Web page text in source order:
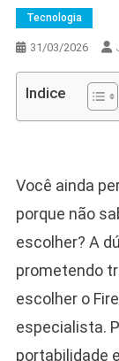
Tecnologia
31/03/2026
Indice
Você ainda
porque não
escolher? A
prometendo
escolher o
especialista.
portabilidade